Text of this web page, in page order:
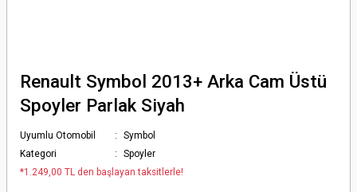
Renault Symbol 2013+ Arka Cam Üstü
Spoyler Parlak Siyah
Uyumlu Otomobil
Symbol
Kategori
Spoyler
*1.249,00 TL den başlayan taksitlerle!